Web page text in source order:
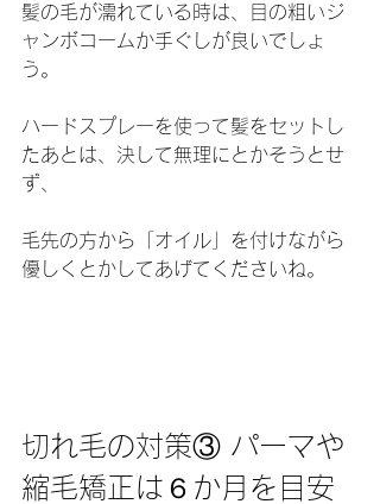
髪の毛が濡れている時は、目の粗いジ
ャンボコームか手ぐしが良いでしょ
う。
ハードスプレーを使って髪をセットし
たあとは、決して無理にとかそうとせ
ず、
毛先の方から「オイル」を付けながら
優しくとかしてあげてくださいね。
切れ毛の対策③ パーマや
縮毛矯正は６か月を目安